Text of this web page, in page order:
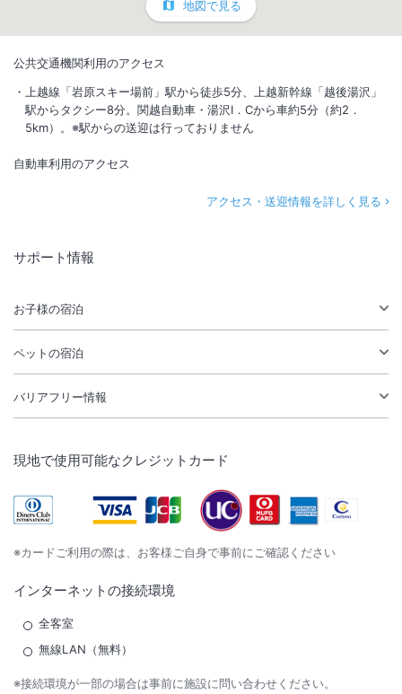
地図で見る
公共交通機関利用のアクセス
上越線「岩原スキー場前」駅から徒歩5分、上越新幹線「越後湯沢」
駅からタクシー8分。関越自動車・湯沢I．Cから車約5分（約2．
5km）。※駅からの送迎は行っておりません
自動車利用のアクセス
アクセス・送迎情報を詳しく見る
サポート情報
お子様の宿泊
ペットの宿泊
バリアフリー情報
現地で使用可能なクレジットカード
※カードご利用の際は、お客様ご自身で事前にご確認ください
インターネットの接続環境
全客室
無線LAN（無料）
※接続環境が一部の場合は事前に施設に問い合わせください。